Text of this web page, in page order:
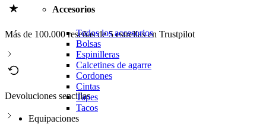
Accesorios
Todos los accesorios
Bolsas
Espinilleras
Calcetines de agarre
Cordones
Cintas
Tapes
Tacos
Equipaciones
Más de 100.000 reseñas de 5 estrellas en Trustpilot
Devoluciones sencillas